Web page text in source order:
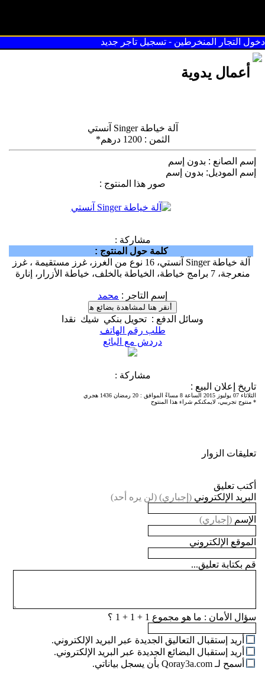
دخول التجار المنخرطين - تسجيل تاجر جديد
أعمال يدوية
آلة خياطة Singer آنستي
الثمن : 1200 درهم*
إسم الصانع : بدون إسم
إسم الموديل: بدون إسم
صور هذا المنتوج :
مشاركة :
كلمة حول المنتوج :
آلة خياطة Singer آنستي، 16 نوع من الغرز، غرز مستقيمة ، غرز
منعرجة، 7 برامج خياطة، الخياطة بالخلف، خياطة الأزرار، إنارة
إسم التاجر : محمد
وسائل الدفع : تحويل بنكي شيك نقدا
طلب رقم الهاتف
دردش مع البائع
مشاركة :
تاريخ إعلان البيع :
الثلاثاء 07 يوليوز 2015 الساعة 8 مساءً الموافق :
* منتوج تجريبي، لايمكنكم شراء هذا المنتوح
تعليقات الزوار
أكتب تعليق
البريد الإلكتروني (إجباري) (لن يره أحد)
الإسم (إجباري)
الموقع الإلكتروني
قم بكتابة تعليق...
سؤال الأمان : ما هو مجموع 1 + 1 + 1 ؟
أريد إستقبال التعاليق الجديدة عبر البريد الإلكتروني.
أريد إستقبال البضائع الجديدة عبر البريد الإلكتروني.
أسمح لـ Qoray3a.com بأن يسجل بياناتي.